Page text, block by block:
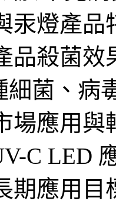
汞燈產品
品殺菌效
細菌、病
場應用與
C LED
期應用目